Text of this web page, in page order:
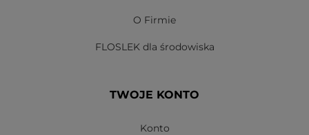
O Firmie
FLOSLEK dla środowiska
TWOJE KONTO
Konto